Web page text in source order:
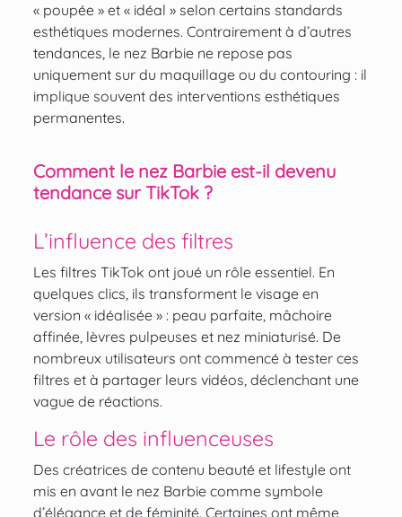
« poupée » et « idéal » selon certains standards
esthétiques modernes. Contrairement à d’autres
tendances, le nez Barbie ne repose pas
uniquement sur du maquillage ou du contouring : il
implique souvent des interventions esthétiques
permanentes.
Comment le nez Barbie est-il devenu
tendance sur TikTok ?
L’influence des filtres
Les filtres TikTok ont joué un rôle essentiel. En
quelques clics, ils transforment le visage en
version « idéalisée » : peau parfaite, mâchoire
affinée, lèvres pulpeuses et nez miniaturisé. De
nombreux utilisateurs ont commencé à tester ces
filtres et à partager leurs vidéos, déclenchant une
vague de réactions.
Le rôle des influenceuses
Des créatrices de contenu beauté et lifestyle ont
mis en avant le nez Barbie comme symbole
d’élégance et de féminité. Certaines ont même